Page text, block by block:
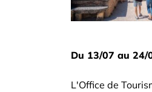
Du 13/07 au 24/
L'Office de